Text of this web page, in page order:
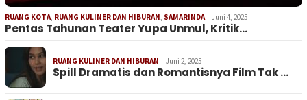
RUANG KOTA, RUANG KULINER DAN HIBURAN, SAMARINDA Juni 4, 2025
Pentas Tahunan Teater Yupa Unmul, Kritik…
RUANG KULINER DAN HIBURAN Juni 2, 2025
Spill Dramatis dan Romantisnya Film Tak …